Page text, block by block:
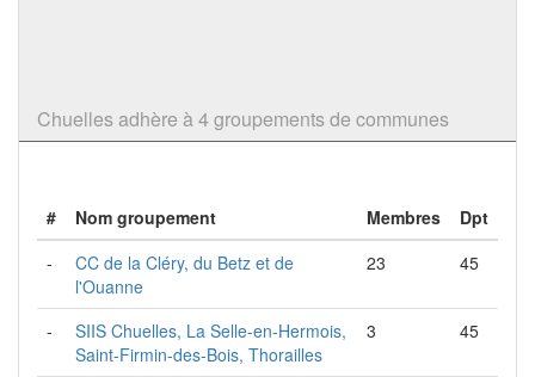
Chuelles adhère à 4 groupements de communes
# Nom groupement Membres
Dpt
-
CC de la Cléry, du Betz et de
l'Ouanne
23 45
-
SIIS Chuelles, La Selle-en-Hermois,
Saint-Firmin-des-Bois, Thorailles
3 45